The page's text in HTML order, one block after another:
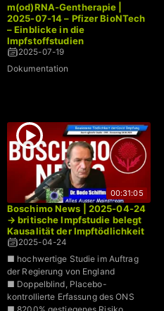
m(od)RNA-Gentherapie |
2025-07-14 – Pfizer BioNTech
– Einblicke in die
Impfstoffstudien
2025-07-19
Dokumentation
00:31:05
Boschimo News | 2025-04-24
→ britische Impfstudie belegt
Kausalität der Impftödlichkeit
2025-04-24
■ hochwertige Studie im Auftrag
der Regierung von England
■ Doppelblind, Placebo-
kontrollierte Erfassung des ONS